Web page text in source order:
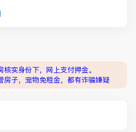
实身份下，网上支付押金。
房子，宠物免租金，都有诈骗嫌疑